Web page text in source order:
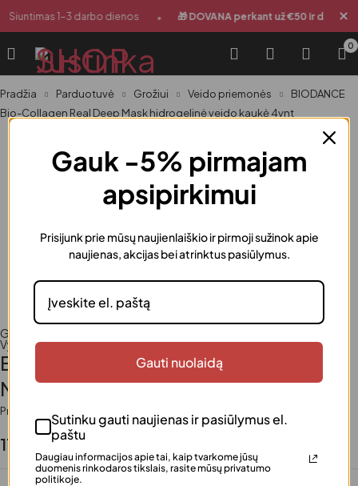
Siuntimas 1-3 darbo dienos • 🎁 DOVANA perkant už €50 ir daugiau
0
Pradžia Parduotuvė Grožiui Veido priemonės
BIODANCE
Bio-Collagen Real Deep Mask hidrogelinė veido kaukė 4vnt
Grožiui
Vyrams
BIODANCE Bio-Collagen Real Deep
Mask hidrogelinė veido kaukė 4vnt
Prieinamumas
11.90
Gauk -5% pirmajam
apsipirkimui
Prisijunk prie mūsų naujienlaiškio ir pirmoji sužinok apie
naujienas, akcijas bei atrinktus pasiūlymus.
Gauti nuolaidą
Sutinku gauti naujienas ir pasiūlymus el.
paštu
Daugiau informacijos apie tai, kaip tvarkome jūsų
duomenis rinkodaros tikslais, rasite mūsų privatumo
politikoje.